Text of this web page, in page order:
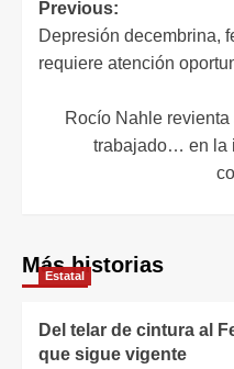
Previous:
Depresión decembrina,
requiere atención
Rocío Nahle revienta
trabajado… en la
Más historias
Estatal
Del telar de cintura al
que sigue vigente